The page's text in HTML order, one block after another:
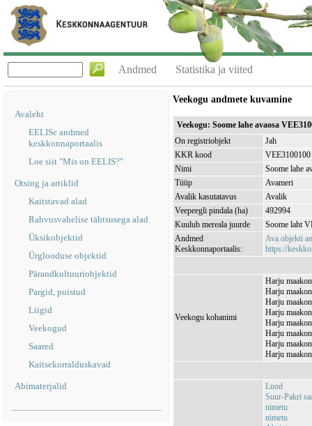
Andmed Statistika ja viited
Avaleht
EELISe andmed
keskkonnaportaalis
Loe siit "Mis on EELIS?"
Otsing ja artiklid
Kaitstavad alad
Rahvusvahelise tähtsusega alad
Üksikobjektid
Ürglooduse objektid
Pärandkultuuriobjektid
Pargid, puistud
Liigid
Veekogud
Saared
Kaitsekorralduskavad
Abimaterjalid
Veekogu andmete kuvamine
Veekogu: Soome lahe avaosa
On registriobjekt
Jah
KKR kood
VEE3100100
Nimi
Soome lahe
Tüüp
Avameri
Avalik kasutatavus
Avalik
Veepeegli pindala (ha)
492994
Kuulub mereala juurde
Soome laht
Andmed
Keskkonnaportaalis:
Ava objekti
https://
Veekogu kohanimi
Harju
Harju
Harju
Harju
Harju
Harju
Harju
Harju
Luod
Suur-Pakri
nimetu
nimetu